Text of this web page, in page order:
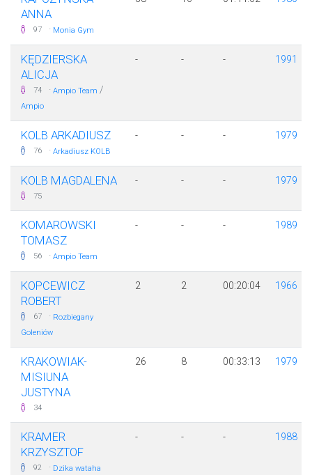
ANNA
97 · Monia Gym
KĘDZIERSKA
ALICJA
74 · Ampio Team /
Ampio
- - - 1991
KOLB ARKADIUSZ
76 · Arkadiusz KOLB
- - - 1979
KOLB MAGDALENA
75
- - - 1979
KOMAROWSKI
TOMASZ
56 · Ampio Team
- - - 1989
KOPCEWICZ
ROBERT
67 · Rozbiegany
Goleniów
2 2 00:20:04 1966
KRAKOWIAK-
MISIUNA
JUSTYNA
34
26 8 00:33:13 1979
KRAMER
KRZYSZTOF
92 · Dzika wataha
- - - 1988